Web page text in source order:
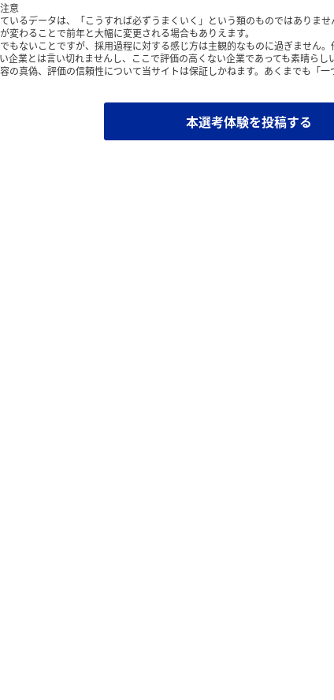
意
いるデータは、「こうすれば必ずうまくいく」という類のものではありま
変わることで前年と大幅に変更される場合もありえます。
もないことですが、採用過程に対する感じ方は主観的なものに過ぎません
企業とは言い切れませんし、ここで評価の高くない企業であっても素晴らし
の真偽、評価の信頼性について当サイトは保証しかねます。あくまでも「一
本選考体験を投稿する